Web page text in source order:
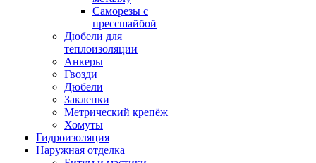
Саморезы с
прессшайбой
Дюбели для
теплоизоляции
Анкеры
Гвозди
Дюбели
Заклепки
Метрический крепёж
Хомуты
Гидроизоляция
Наружная отделка